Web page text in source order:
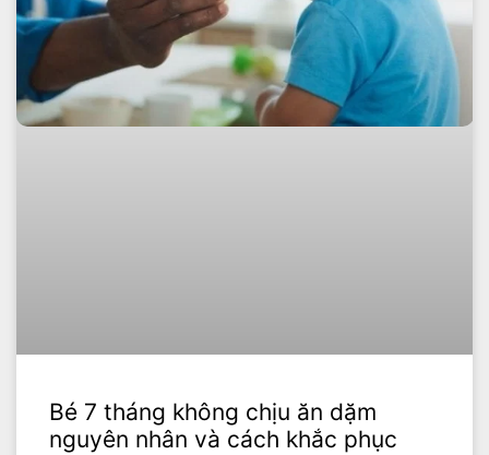
Bé 7 tháng không chịu ăn dặm
nguyên nhân và cách khắc phục